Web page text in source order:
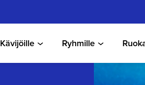
Kävijöille Ryhmille